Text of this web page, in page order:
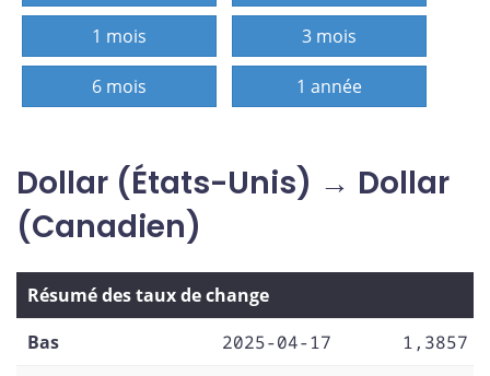
1 mois 3 mois
6 mois 1 année
Dollar (États-Unis) → Dollar
(Canadien)
Résumé des taux de change
Bas
2025-04-17 1,3857